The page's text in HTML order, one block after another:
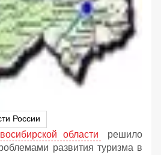
России
области
решило
развития туризма в